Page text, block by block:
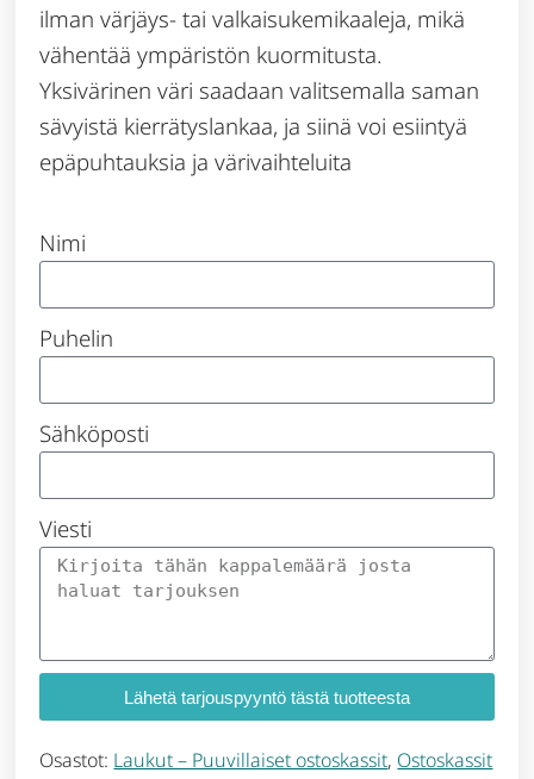
ilman värjäys- tai valkaisukemikaaleja, mikä
vähentää ympäristön kuormitusta.
Yksivärinen väri saadaan valitsemalla saman
sävyistä kierrätyslankaa, ja siinä voi esiintyä
epäpuhtauksia ja värivaihteluita
Nimi
Puhelin
Sähköposti
Viesti
Lähetä tarjouspyyntö tästä tuotteesta
Osastot: Laukut – Puuvillaiset ostoskassit, Ostoskassit